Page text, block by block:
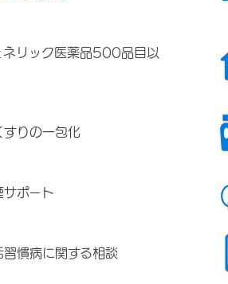
ネリック医薬品500品目以
すりの一包化
サポート
習慣病に関する相談